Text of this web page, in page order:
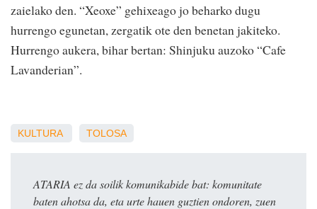
zaielako den. “Xeoxe” gehixeago jo beharko dugu
hurrengo egunetan, zergatik ote den benetan jakiteko.
Hurrengo aukera, bihar bertan: Shinjuku auzoko “Cafe
Lavanderian”.
KULTURA TOLOSA
ATARIA ez da soilik komunikabide bat: komunitate
baten ahotsa da, eta urte hauen guztien ondoren, zuen